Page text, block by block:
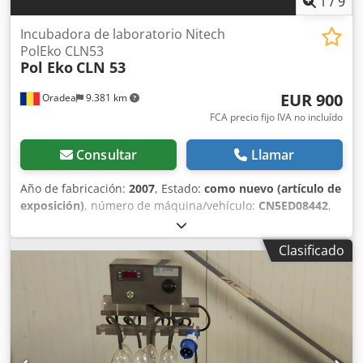
Oradea 9.381 km
Incubadora de laboratorio Nitech
PolEko CLN53
Pol Eko CLN 53
EUR 900
FCA precio fijo IVA no incluído
Consultar Llamar
Año de fabricación: 2007, Estado: como nuevo (artículo de
exposición), número de máquina/vehículo: CN5ED08442,
Incubadora de laboratorio Nitech Pol Eko CLN 53, año
2007, número de serie: CN5EC07031. Aplicaciones: -
Incubación de muestras para determinaciones
microbiológicas; - Análisis de la resistencia térmica de las
muestras sometidas a temperaturas más altas; -
Anticuerpos; - Pruebas bacterianas; - Observaciones de
cristalización; - Cultivo de microorganismos termófilos; -
Pruebas de estabilidad farmacéutica; - Pruebas de
distorsión para la industria alimentaria. Especificaciones: -
Clasificado